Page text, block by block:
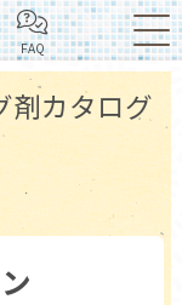
FAQ
剤カタログ